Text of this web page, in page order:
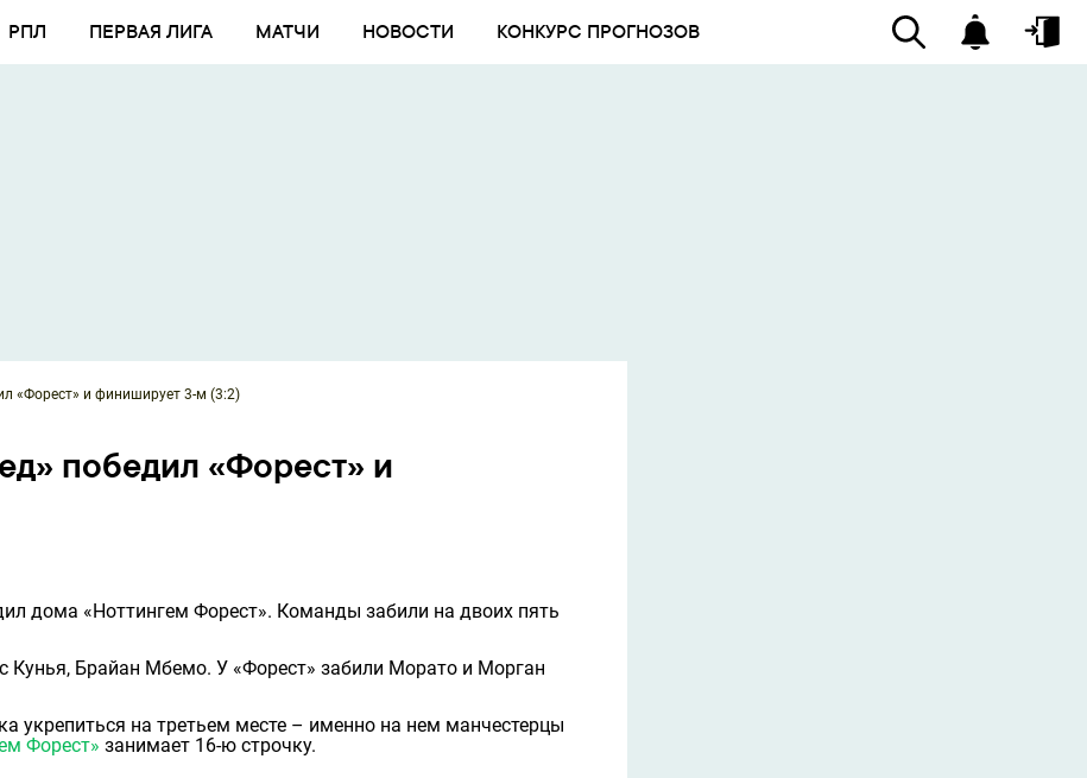
РПЛ ПЕРВАЯ ЛИГА МАТЧИ НОВОСТИ КОНКУРС ПРОГНОЗОВ
«Форест» и финиширует 3-м (3:2)
победил «Форест» и
дома «Ноттингем Форест». Команды забили на двоих пять
Кунья, Брайан Мбемо. У «Форест» забили Морато и Морган
укрепиться на третьем месте – именно на нем манчестерцы
Форест» занимает 16-ю строчку.